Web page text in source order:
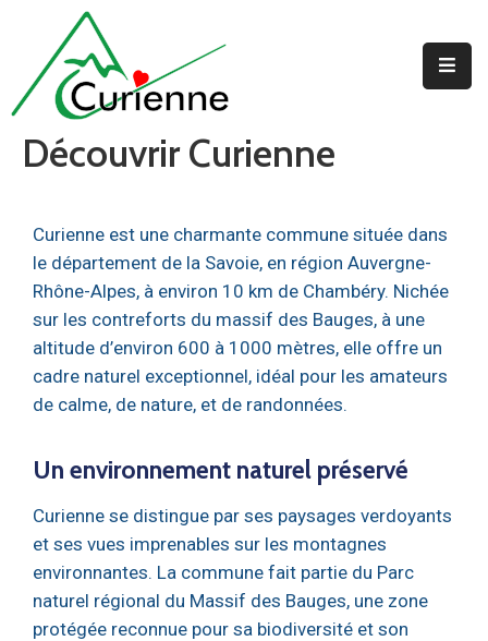
Accueil
La
Mairie
Quotidien
Jeunesse
Découvrir Curienne
Curienne est une charmante commune située dans
le département de la Savoie, en région Auvergne-
Rhône-Alpes, à environ 10 km de Chambéry. Nichée
sur les contreforts du massif des Bauges, à une
altitude d’environ 600 à 1000 mètres, elle offre un
cadre naturel exceptionnel, idéal pour les amateurs
de calme, de nature, et de randonnées.
Un environnement naturel préservé
Curienne se distingue par ses paysages verdoyants
et ses vues imprenables sur les montagnes
environnantes. La commune fait partie du Parc
naturel régional du Massif des Bauges, une zone
protégée reconnue pour sa biodiversité et son